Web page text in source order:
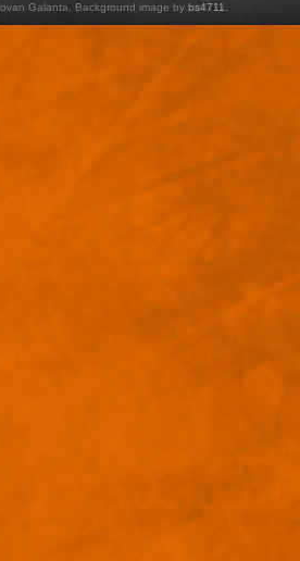
Galanta. Background image by bs4711